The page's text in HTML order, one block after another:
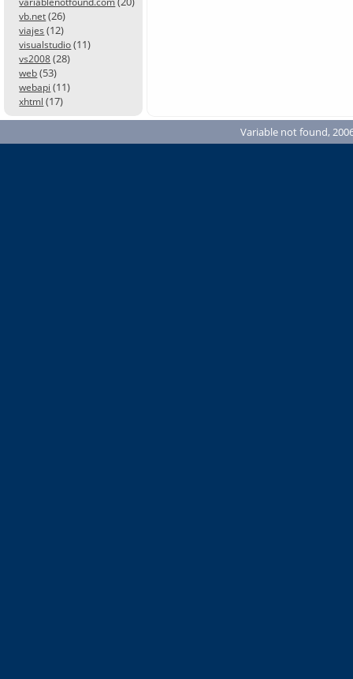
vb.net (26)
viajes (12)
visualstudio (11)
vs2008 (28)
web (53)
webapi (11)
xhtml (17)
Variable not found,